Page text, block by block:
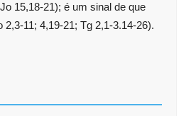
15,18-21); é um sinal de que
11; 4,19-21; Tg 2,1-3.14-26).